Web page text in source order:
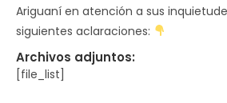
Ariguaní en atención a sus
siguientes aclaraciones:
Archivos adjuntos:
[file_list]